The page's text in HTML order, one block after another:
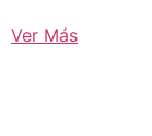
Ver Más